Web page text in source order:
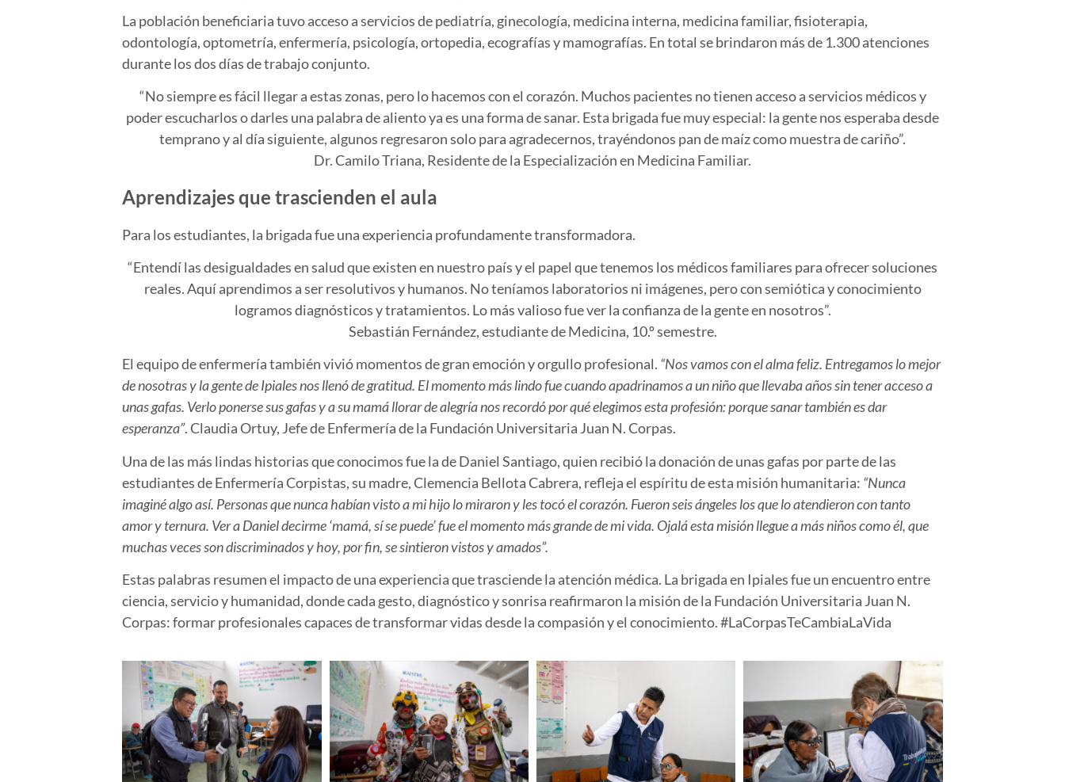
La población beneficiaria tuvo acceso a servicios de pediatría, ginecología, medicina interna, medicina familiar, fisioterapia,
odontología, optometría, enfermería, psicología, ortopedia, ecografías y mamografías. En total se brindaron más de 1.300 atenciones
durante los dos días de trabajo conjunto.
“No siempre es fácil llegar a estas zonas, pero lo hacemos con el corazón. Muchos pacientes no tienen acceso a servicios médicos y
poder escucharlos o darles una palabra de aliento ya es una forma de sanar. Esta brigada fue muy especial: la gente nos esperaba desde
temprano y al día siguiente, algunos regresaron solo para agradecernos, trayéndonos pan de maíz como muestra de cariño”.
Dr. Camilo Triana, Residente de la Especialización en Medicina Familiar.
Aprendizajes que trascienden el aula
Para los estudiantes, la brigada fue una experiencia profundamente transformadora.
“Entendí las desigualdades en salud que existen en nuestro país y el papel que tenemos los médicos familiares para ofrecer soluciones
reales. Aquí aprendimos a ser resolutivos y humanos. No teníamos laboratorios ni imágenes, pero con semiótica y conocimiento
logramos diagnósticos y tratamientos. Lo más valioso fue ver la confianza de la gente en nosotros”.
Sebastián Fernández, estudiante de Medicina, 10.º semestre.
El equipo deenfermeríatambién vivió momentos de gran emoción y orgullo profesional. “Nos vamos con el alma feliz. Entregamos lo mejor
de nosotras y la gente de Ipiales nos llenó de gratitud. El momento más lindo fue cuando apadrinamos a un niño que llevaba años sin tener acceso a
unas gafas. Verlo ponerse sus gafas y a su mamá llorar de alegría nos recordó por qué elegimos esta profesión: porque sanar también es dar
esperanza”.Claudia Ortuy, Jefe de Enfermería de la Fundación Universitaria Juan N. Corpas.
Una de las más lindas historias que conocimos fue la deDaniel Santiago, quien recibió la donación de unas gafas por parte de las
estudiantes de Enfermería Corpistas, su madre,Clemencia Bellota Cabrera, refleja el espíritu de esta misión humanitaria: “Nunca
imaginé algo así. Personas que nunca habían visto a mi hijo lo miraron y les tocó el corazón. Fueron seis ángeles los que lo atendieron con tanto
amor y ternura. Ver a Daniel decirme ‘mamá, sí se puede’ fue el momento más grande de mi vida. Ojalá esta misión llegue a más niños como él, que
muchas veces son discriminados y hoy, por fin, se sintieron vistos y amados”.
Estas palabras resumen el impacto de una experiencia que trasciende la atención médica. La brigada en Ipiales fue un encuentro entre
ciencia, servicio y humanidad, donde cada gesto, diagnóstico y sonrisa reafirmaron la misión de la Fundación Universitaria Juan N.
Corpas:formar profesionales capaces de transformar vidas desde la compasión y el conocimiento. #LaCorpasTeCambiaLaVida